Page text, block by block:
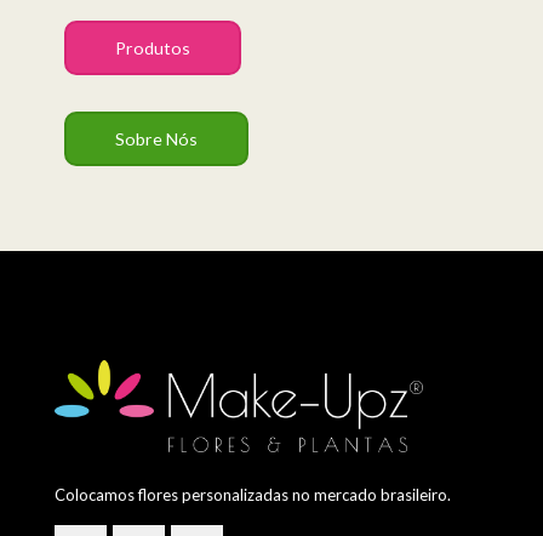
Produtos
Sobre Nós
Colocamos flores personalizadas no mercado brasileiro.